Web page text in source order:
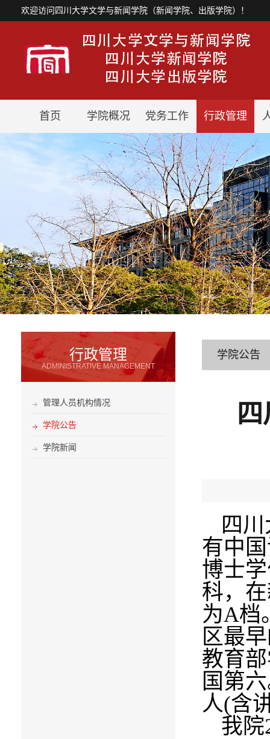
欢迎访问四川大学文学与新闻学院（新闻学院、出版学院）！
首页 学院概况 党务工作 行政管理
行政管理
ADMINISTRATIVE MANAGEMENT
管理人员机构情况
学院公告
学院新闻
学院公告
四
有中
博士
科，
为A档
区最
教育
国第
人(含
我院